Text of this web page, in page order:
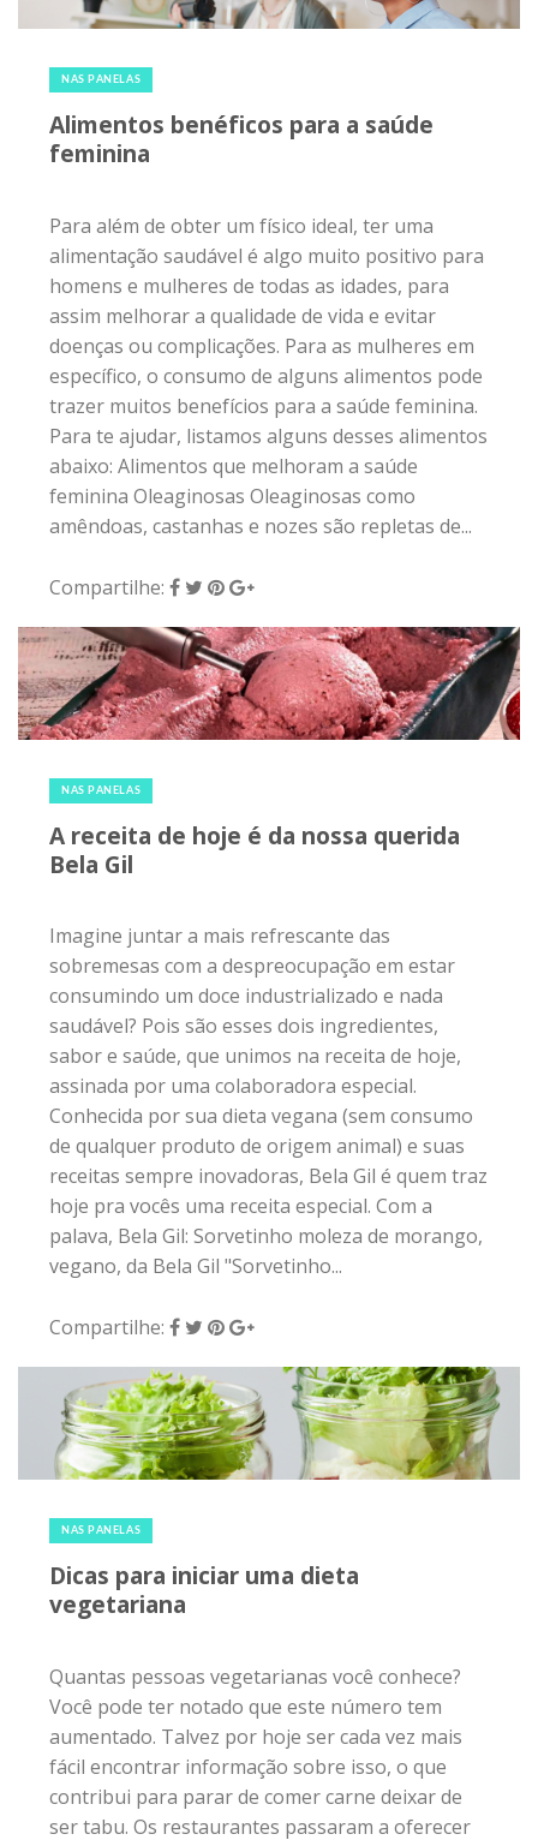
NAS PANELAS
Alimentos benéficos para a saúde
feminina
Para além de obter um físico ideal, ter uma
alimentação saudável é algo muito positivo para
homens e mulheres de todas as idades, para
assim melhorar a qualidade de vida e evitar
doenças ou complicações. Para as mulheres em
específico, o consumo de alguns alimentos pode
trazer muitos benefícios para a saúde feminina.
Para te ajudar, listamos alguns desses alimentos
abaixo: Alimentos que melhoram a saúde
feminina Oleaginosas Oleaginosas como
amêndoas, castanhas e nozes são repletas de...
Compartilhe:
NAS PANELAS
A receita de hoje é da nossa querida
Bela Gil
Imagine juntar a mais refrescante das
sobremesas com a despreocupação em estar
consumindo um doce industrializado e nada
saudável? Pois são esses dois ingredientes,
sabor e saúde, que unimos na receita de hoje,
assinada por uma colaboradora especial.
Conhecida por sua dieta vegana (sem consumo
de qualquer produto de origem animal) e suas
receitas sempre inovadoras, Bela Gil é quem traz
hoje pra vocês uma receita especial. Com a
palava, Bela Gil: Sorvetinho moleza de morango,
vegano, da Bela Gil "Sorvetinho...
Compartilhe:
NAS PANELAS
Dicas para iniciar uma dieta
vegetariana
Quantas pessoas vegetarianas você conhece?
Você pode ter notado que este número tem
aumentado. Talvez por hoje ser cada vez mais
fácil encontrar informação sobre isso, o que
contribui para parar de comer carne deixar de
ser tabu. Os restaurantes passaram a oferecer